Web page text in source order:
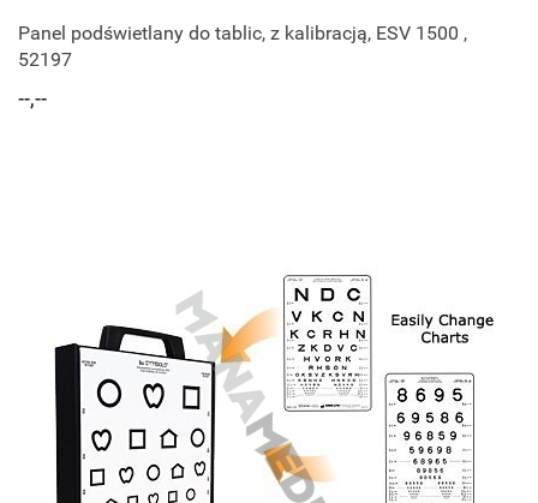
Panel podświetlany do tablic, z kalibracją, ESV 1500 ,
52197
--,--